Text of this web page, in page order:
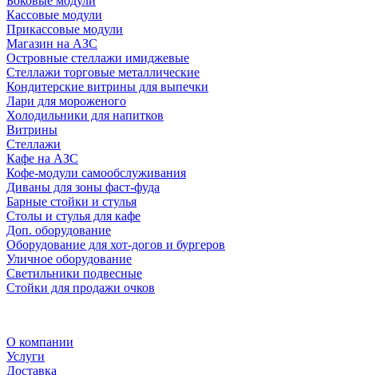
Кассовые модули
Прикассовые модули
Магазин на АЗС
Островные стеллажи имиджевые
Стеллажи торговые металлические
Кондитерские витрины для выпечки
Лари для мороженого
Холодильники для напитков
Витрины
Стеллажи
Кафе на АЗС
Кофе-модули самообслуживания
Диваны для зоны фаст-фуда
Барные стойки и стулья
Столы и стулья для кафе
Доп. оборудование
Оборудование для хот-догов и бургеров
Уличное оборудование
Светильники подвесные
Стойки для продажи очков
О компании
Услуги
Доставка